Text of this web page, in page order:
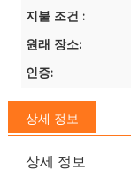
지불 조건 :
원래 장소:
인증:
상세 정보
상세 정보